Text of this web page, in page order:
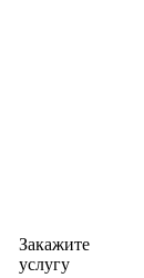
Закажите
услугу